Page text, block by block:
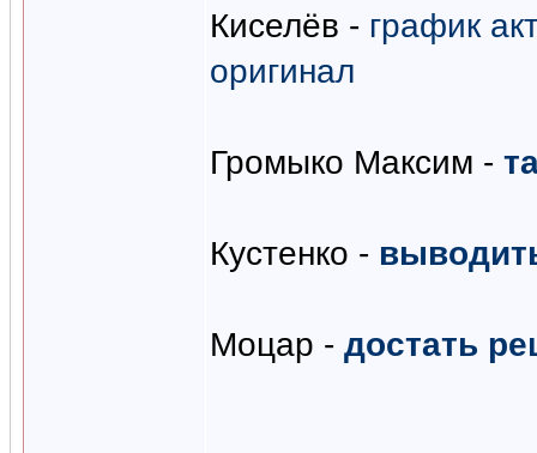
Киселёв - график
оригинал
Громыко Максим -
Кустенко -
Моцар - достать